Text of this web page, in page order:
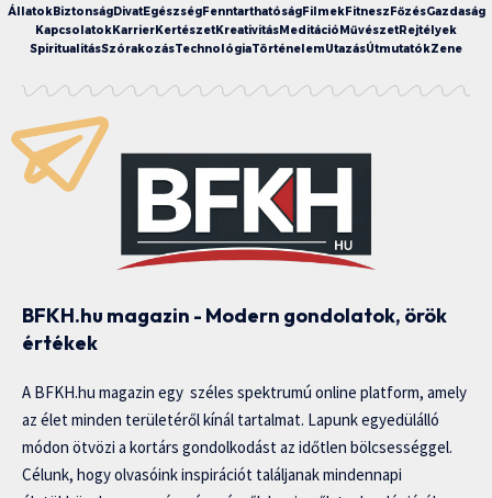
ÁllatokBiztonságDivatEgészségFenntarthatóságFilmekFitnesz FőzésGazdaság
KapcsolatokKarrierKertészetKreativitásMeditáció MűvészetRejtélyek
SpiritualitásSzórakozásTechnológiaTörténelemUtazásÚtmutatókZene
BFKH.hu magazin - Modern gondolatok, örök
értékek
A BFKH.hu magazin egy széles spektrumú online platform, amely
az élet minden területéről kínál tartalmat. Lapunk egyedülálló
módon ötvözi a kortárs gondolkodást az időtlen bölcsességgel.
Célunk, hogy olvasóink inspirációt találjanak mindennapi